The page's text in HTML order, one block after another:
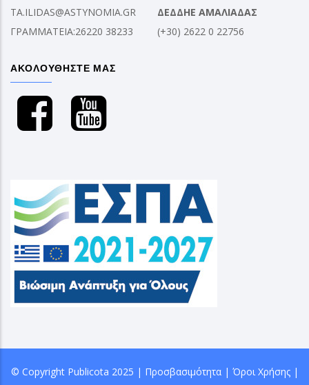
TA.ILIDAS@ASTYNOMIA.GR
ΓΡΑΜΜΑΤΕΙΑ:26220 38233
ΔΕΔΔΗΕ ΑΜΑΛΙΑΔΑΣ
(+30) 2622 0 22756
ΑΚΟΛΟΥΘΗΣΤΕ ΜΑΣ
© Copyright Publicota 2025 | Προσβασιμότητα| Όροι Χρήσης|